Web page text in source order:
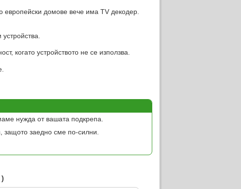
домове вече има TV декодер.
когато устройството не се използва.
нужда от вашата подкрепа.
заедно сме по-силни.
)